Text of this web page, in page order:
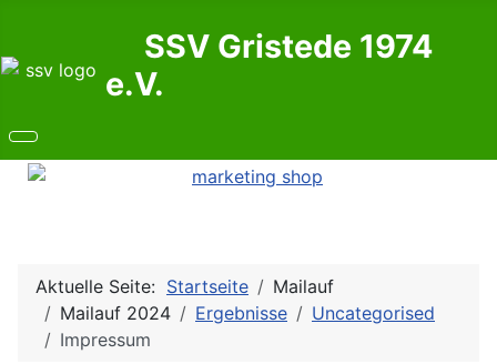
SSV Gristede 1974
e.V.
Aktuelle Seite: Startseite
Mailauf
Mailauf 2024
Ergebnisse
Uncategorised
Impressum